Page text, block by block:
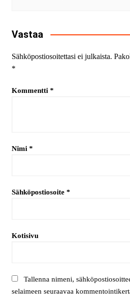
Vastaa
Sähköpostiosoitettasi ei julkaista.
*
Kommentti *
Nimi *
Sähköpostiosoite *
Kotisivu
Tallenna nimeni,
selaimeen seuraavaa